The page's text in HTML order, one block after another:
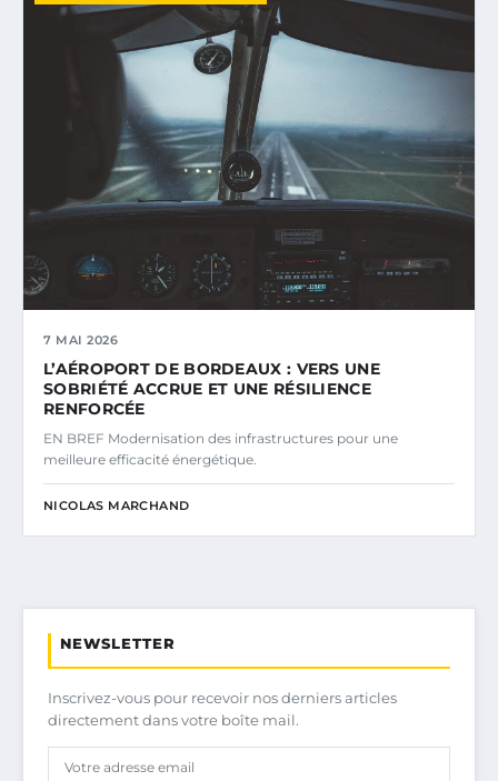
7 MAI 2026
L’AÉROPORT DE BORDEAUX : VERS UNE
SOBRIÉTÉ ACCRUE ET UNE RÉSILIENCE
RENFORCÉE
EN BREF Modernisation des infrastructures pour une
meilleure efficacité énergétique.
NICOLAS MARCHAND
NEWSLETTER
Inscrivez-vous pour recevoir nos derniers articles
directement dans votre boîte mail.